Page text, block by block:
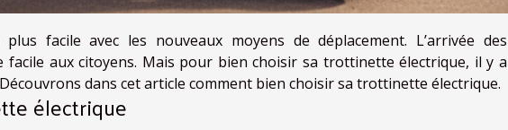
facile avec les nouveaux moyens de déplacement. L’arrivée des
aux citoyens. Mais pour bien choisir sa trottinette électrique, il y a
dans cet article comment bien choisir sa trottinette électrique.
électrique